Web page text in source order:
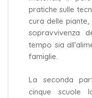
pratiche sulle
cura delle
sopravvivenza
tempo sia
famiglie.
La seconda
cinque scuole